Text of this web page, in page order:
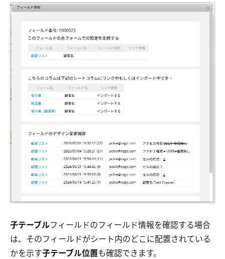
子テーブルフィールドのフィールド情報を確認する場合
は、そのフィールドがシート内のどこに配置されている
かを示す子テーブル位置も確認できます。